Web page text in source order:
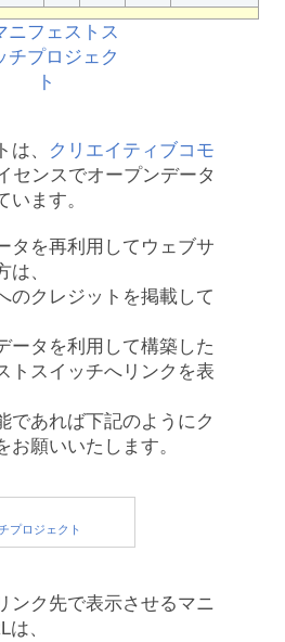
は、
クリエイティブコモ
センスでオープンデータ
います。
タを再利用してウェブサ
は、
のクレジットを掲載して
ータを利用して構築した
トスイッチへリンクを表
であれば下記のようにク
お願いいたします。
ンク先で表示させるマニ
、